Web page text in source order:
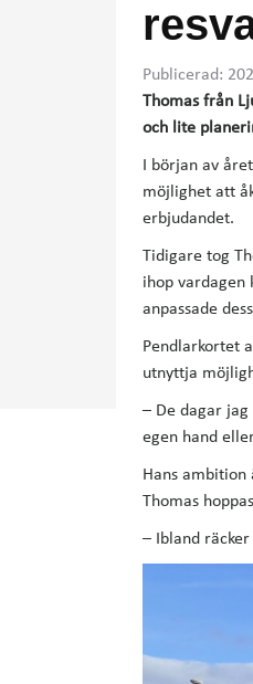
Publicerad:
Thomas från
och lite
I början av
möjlighet att
erbjudandet.
Tidigare tog
ihop vardagen
anpassade
Pendlarkortet
utnyttja
– De dagar
egen hand
Hans
Thomas
– Ibland